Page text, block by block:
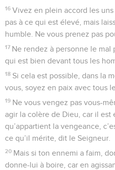
la perte de celui pour lequel
16
Que ce qui est bon pour
En effet, le royaume de Dieu,
Celui qui sert Christ de cette
Ainsi donc, recherchons ce
paix et à nous faire grandir
Pour de la nourriture, ne
Certes, tout est pur, mais il est
chose si cela représente un